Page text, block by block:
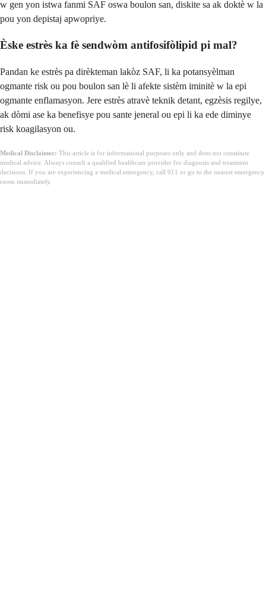
w gen yon istwa fanmi SAF oswa boulon san, diskite sa ak doktè w la
pou yon depistaj apwopriye.
Èske estrès ka fè sendwòm antifosifòlipid pi mal?
Pandan ke estrès pa dirèkteman lakòz SAF, li ka potansyèlman
ogmante risk ou pou boulon san lè li afekte sistèm iminitè w la epi
ogmante enflamasyon. Jere estrès atravè teknik detant, egzèsis regilye,
ak dòmi ase ka benefisye pou sante jeneral ou epi li ka ede diminye
risk koagilasyon ou.
Medical Disclaimer: This article is for informational purposes only and does not constitute
medical advice. Always consult a qualified healthcare provider for diagnosis and treatment
decisions. If you are experiencing a medical emergency, call 911 or go to the nearest emergency
room immediately.